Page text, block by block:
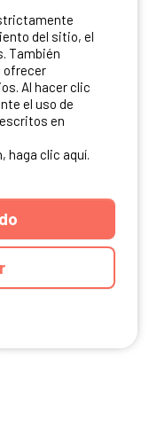
del sitio, el
También
ofrecer
Al hacer clic
el uso de
en
haga clic aquí.